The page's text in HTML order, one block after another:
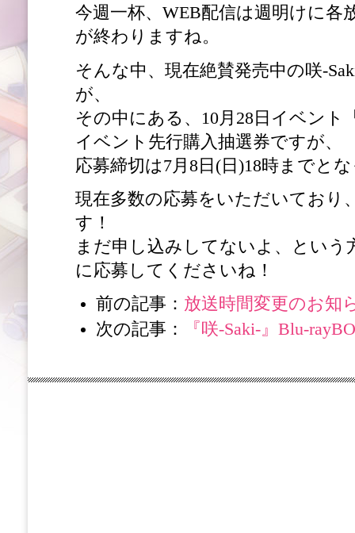
今週一杯、WEB配信は週明けに各
が終わりますね。
そんな中、現在絶賛発売中の咲-
が、
その中にある、10月28日イベント
イベント先行購入抽選券ですが、
応募締切は7月8日(日)18時までと
現在多数の応募をいただいており
す！
まだ申し込みしてないよ、とい
に応募してくださいね！
前の記事： 放送時間変更のお知
次の記事：
『咲-Saki-』Blu-